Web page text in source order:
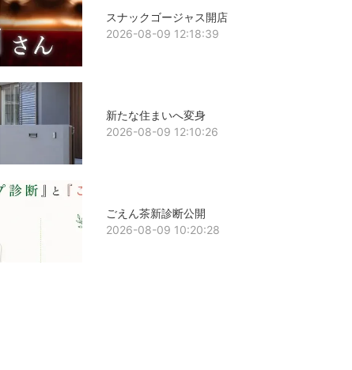
スナックゴージャス開店
2026-08-09 12:18:39
新たな住まいへ変身
2026-08-09 12:10:26
ごえん茶新診断公開
2026-08-09 10:20:28